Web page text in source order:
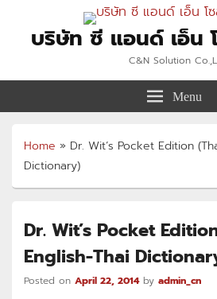
บริษัท ซี แอนด์ เอ็น
C&N Solution
Menu
Home » Dr. Wit’s Pocket Edition
Dictionary)
Dr. Wit’s Pocket
English-Thai
Posted on April 22, 2014 by admin_cn